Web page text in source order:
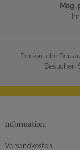
Mag.
Persönliche
Besuchen
Information:
Versandkosten